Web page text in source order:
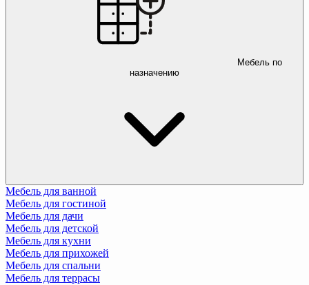
Мебель по
назначению
Мебель для ванной
Мебель для гостиной
Мебель для дачи
Мебель для детской
Мебель для кухни
Мебель для прихожей
Мебель для спальни
Мебель для террасы